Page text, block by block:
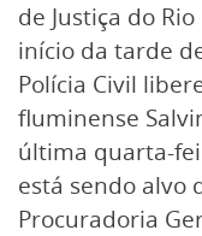
de Justiça do
início da tarde
Polícia Civil
fluminense
última quarta-
está sendo alvo
Procuradoria